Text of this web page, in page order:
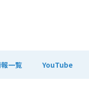
一覧 YouTube